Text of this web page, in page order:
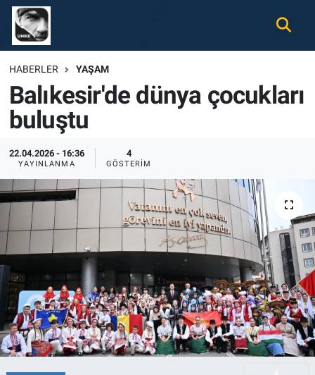
HABERLER YAŞAM
Balıkesir'de dünya çocukları
buluştu
22.04.2026 - 16:36
YAYINLANMA
4
GÖSTERIM
Gündem
Ekonomi
Spor
Magazin
Tüm Haberler
İletişim
Nöbetçi Eczaneler
Hava Durumu
Namaz Vakitleri
Trafik Durumu
Süper Lig Puan Durumu ve Fikstür
Tüm Manşetler
Son Dakika Haberleri
Haber Arşivi